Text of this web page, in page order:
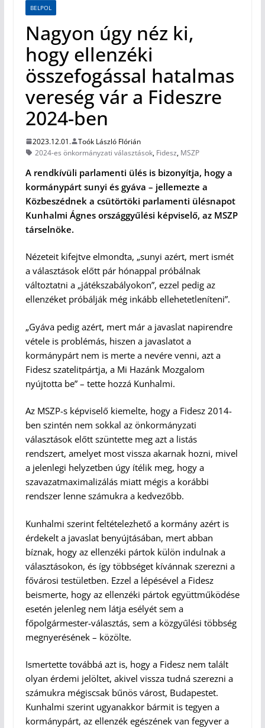
BELPOL
Nagyon úgy néz ki,
hogy ellenzéki
összefogással hatalmas
vereség vár a Fideszre
2024-ben
2023.12.01.
Toók László Flórián
2024-es önkormányzati választások, Fidesz, MSZP
A rendkívüli parlamenti ülés is bizonyítja, hogy a
kormánypárt sunyi és gyáva – jellemezte a
Közbeszédnek a csütörtöki parlamenti ülésnapot
Kunhalmi Ágnes országgyűlési képviselő, az MSZP
társelnöke.
Nézeteit kifejtve elmondta, „sunyi azért, mert ismét
a választások előtt pár hónappal próbálnak
változtatni a „játékszabályokon”, ezzel pedig az
ellenzéket próbálják még inkább ellehetetleníteni”.
„Gyáva pedig azért, mert már a javaslat napirendre
vétele is problémás, hiszen a javaslatot a
kormánypárt nem is merte a nevére venni, azt a
Fidesz szatelitpártja, a Mi Hazánk Mozgalom
nyújtotta be” – tette hozzá Kunhalmi.
Az MSZP-s képviselő kiemelte, hogy a Fidesz 2014-
ben szintén nem sokkal az önkormányzati
választások előtt szüntette meg azt a listás
rendszert, amelyet most vissza akarnak hozni, mivel
a jelenlegi helyzetben úgy ítélik meg, hogy a
szavazatmaximalizálás miatt mégis a korábbi
rendszer lenne számukra a kedvezőbb.
Kunhalmi szerint feltételezhető a kormány azért is
érdekelt a javaslat benyújtásában, mert abban
bíznak, hogy az ellenzéki pártok külön indulnak a
választásokon, és így többséget kívánnak szerezni a
fővárosi testületben. Ezzel a lépésével a Fidesz
beismerte, hogy az ellenzéki pártok együttműködése
esetén jelenleg nem látja esélyét sem a
főpolgármester-választás, sem a közgyűlési többség
megnyerésének – közölte.
Ismertette továbbá azt is, hogy a Fidesz nem talált
olyan érdemi jelöltet, akivel vissza tudná szerezni a
számukra mégiscsak bűnös várost, Budapestet.
Kunhalmi szerint ugyanakkor bármit is tegyen a
kormánypárt, az ellenzék egészének van fegyver a